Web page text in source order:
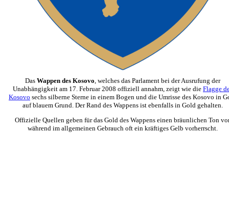
Das Wappen des Kosovo, welches das Parlament bei der Ausrufung der
Unabhängigkeit am 17. Februar 2008 offiziell annahm, zeigt wie die Flagge
Kosovo sechs silberne Sterne in einem Bogen und die Umrisse des Kosovo in
auf blauem Grund. Der Rand des Wappens ist ebenfalls in Gold gehalten.
Offizielle Quellen geben für das Gold des Wappens einen bräunlichen Ton
während im allgemeinen Gebrauch oft ein kräftiges Gelb vorherrscht.